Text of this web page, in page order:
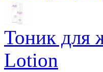
Тоник для
Lotion